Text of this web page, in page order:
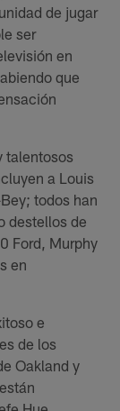
de jugar
ser
en
que
talentosos
a Louis
todos han
destellos de
Ford, Murphy
en
e
de los
Oakland y